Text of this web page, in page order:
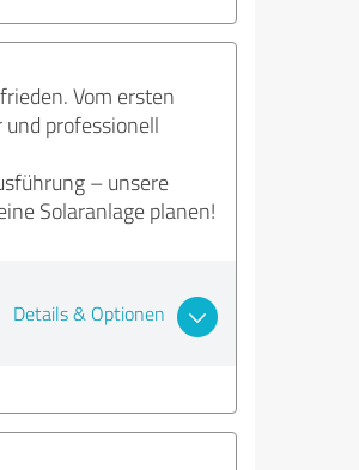
Vom ersten
professionell
– unsere
Solaranlage planen!
Details & Optionen